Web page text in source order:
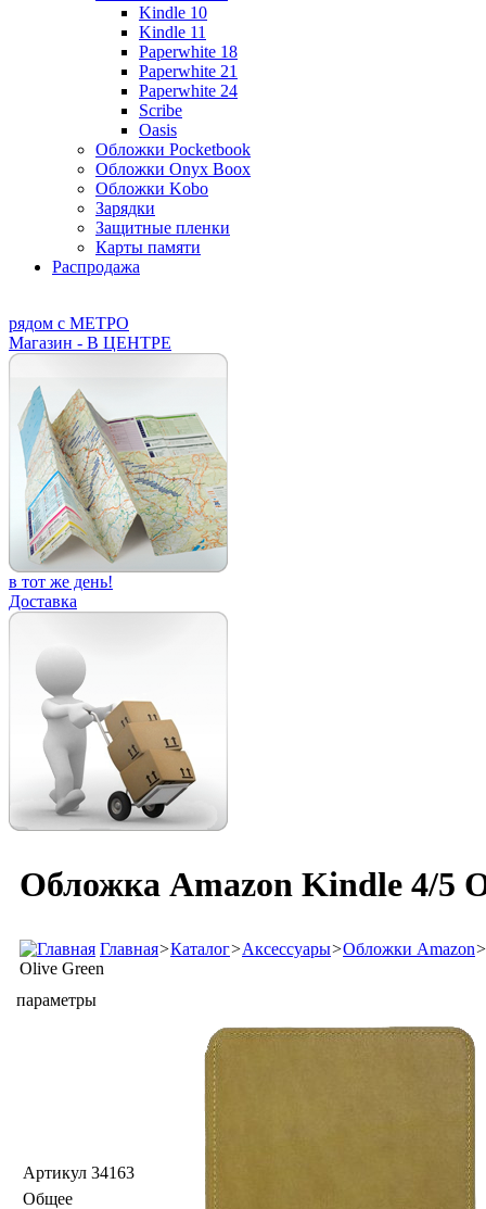
Kindle 10
Kindle 11
Paperwhite 18
Paperwhite 21
Paperwhite 24
Scribe
Oasis
Обложки Pocketbook
Обложки Onyx Boox
Обложки Kobo
Зарядки
Защитные пленки
Карты памяти
Распродажа
рядом с МЕТРО
Магазин - В ЦЕНТРЕ
в тот же день!
Доставка
Обложка Amazon Kindle 4/5
Главная>Каталог>Аксессуары>Обложки Amazon>
Olive Green
параметры
Артикул 34163
Общее